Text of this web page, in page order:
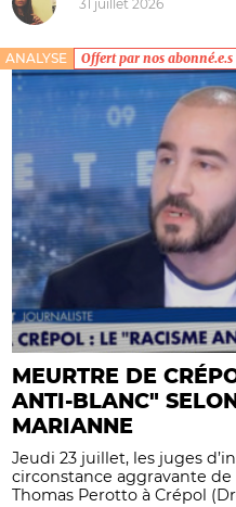
31 juillet 2026
ANALYSE Offert par nos abonné.e.s
MEURTRE DE
ANTI-BLANC"
MARIANNE
Jeudi 23 juillet, les juges
circonstance aggravante
Thomas Perotto à Crépol